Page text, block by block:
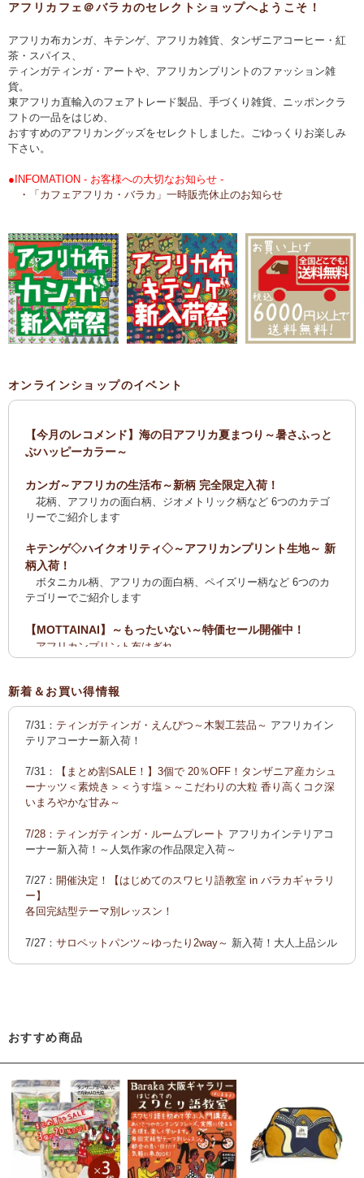
アフリカフェ＠バラカのセレクトショップへようこそ！
アフリカ布カンガ、キテンゲ、アフリカ雑貨、タンザニアコーヒー・紅
茶・スパイス、
ティンガティンガ・アートや、アフリカンプリントのファッション雑
貨。
東アフリカ直輸入のフェアトレード製品、手づくり雑貨、ニッポンクラ
フトの一品をはじめ、
おすすめのアフリカングッズをセレクトしました。ごゆっくりお楽しみ
下さい。
●INFOMATION - お客様への大切なお知らせ -
・「カフェアフリカ・バラカ」一時販売休止のお知らせ
オンラインショップのイベント
【今月のレコメンド】海の日アフリカ夏まつり～暑さふっと
ぶハッピーカラー～
カンガ～アフリカの生活布～新柄 完全限定入荷！
花柄、アフリカの面白柄、ジオメトリック柄など 6つのカテゴ
リーでご紹介します
キテンゲ◇ハイクオリティ◇～アフリカンプリント生地～ 新
柄入荷！
ボタニカル柄、アフリカの面白柄、ペイズリー柄など 6つのカ
テゴリーでご紹介します
【MOTTAINAI】～もったいない～特価セール開催中！
アフリカンプリント布はぎれ
ティンガティンガ・アート【会員様シークレットセール】ワケ
【全国送料無料サービス】タンザニア産コーヒー・紅茶・ス
パイス・デーツ・乳香・モリンガ・書籍
2025新刊！「アフリカのむかしばなし〈全3巻〉」
カンガ～アフリカの生活布～ 新柄入荷！〈大判復刻版〉入
荷！
花柄、アフリカの面白柄、ジオメトリック柄など5つのカテゴリ
カンガ 会員様お買い得！
カンガ 人気柄が限定数再入荷！
限
定生産記念カンガ 会員セール中！
「ポイントカーニバル」開催中
◆お買い上げ商品へのご感想をお送り下さると、お買い物に使
えるポイントプレゼント！詳しくは、
新着＆お買い得情報
7/31： ティンガティンガ・えんぴつ～木製工芸品～ アフリカイン
テリアコーナー新入荷！
7/31：
【まとめ割SALE！】3個で 20％OFF！タンザニア産カシュ
ーナッツ＜素焼き＞＜うす塩＞～こだわりの大粒 香り高くコク深
いまろやかな甘み～
7/28： ティンガティンガ・ルームプレート アフリカインテリアコ
ーナー新入荷！～人気作家の作品限定入荷～
7/27： 開催決定！【はじめてのスワヒリ語教室 in バラカギャラリ
ー】
各回完結型テーマ別レッスン！
7/27： サロペットパンツ～ゆったり2way～ 新入荷！大人上品シル
7/21：夏休み開催決定！【アフリカンワークショップ in バラカギ
ャラリー】
「ティンガティンガ・うちわ作り」 「ティンガティンガを描こ
う」
7/21：リバーシブルB4トートバッグ新入荷！
おすすめ商品